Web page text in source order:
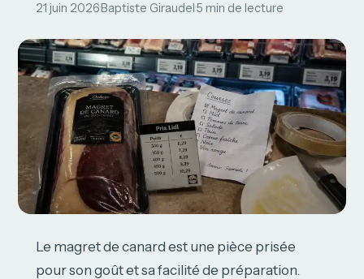
21 juin 2026·Baptiste Giraudel·5 min de lecture
Le magret de canard est une pièce prisée
pour son goût et sa facilité de préparation.